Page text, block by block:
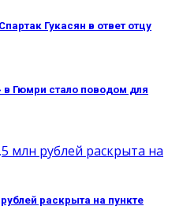
Гукасян в ответ отцу
Гюмри стало поводом для
раскрыта на пункте